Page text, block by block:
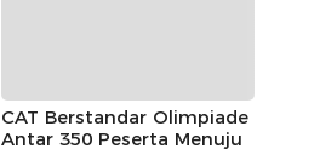
CAT Berstandar Olimpiade
Antar 350 Peserta Menuju